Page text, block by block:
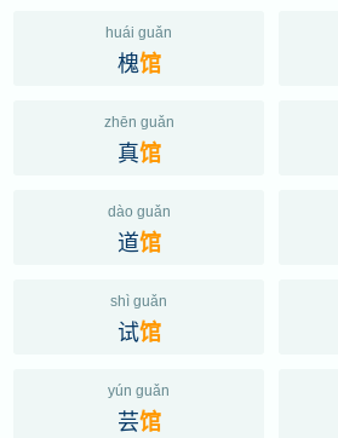
huái guǎn
槐馆
zhēn guǎn
真馆
dào guǎn
道馆
shì guǎn
试馆
yún guǎn
芸馆